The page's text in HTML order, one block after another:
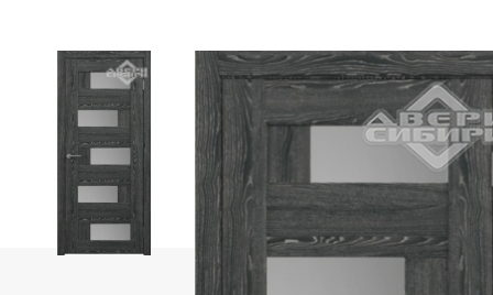
Фабрика «АЛТА»
Фабрика OPTIMA PORTE
Коллекция Парма
Коллекция Неаполь
Коллекция Турин
Коллекция Сицилия
Коллекция Тоскана